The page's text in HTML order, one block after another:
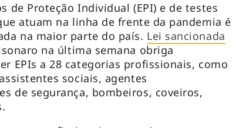
de Proteção Individual (EPI) e de testes
atuam na linha de frente da pandemia é
na maior parte do país. Lei sancionada
na última semana obriga
EPIs a 28 categorias profissionais, como
sociais, agentes
de segurança, bombeiros, coveiros,